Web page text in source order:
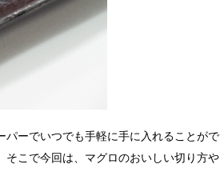
ーでいつでも手軽に手に入れることがで
こで今回は、マグロのおいしい切り方や